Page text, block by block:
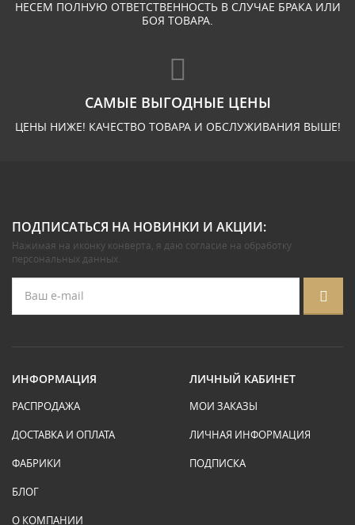
НЕСЕМ ПОЛНУЮ ОТВЕТСТВЕННОСТЬ В СЛУЧАЕ БРАКА ИЛИ
БОЯ ТОВАРА.
САМЫЕ ВЫГОДНЫЕ ЦЕНЫ
ЦЕНЫ НИЖЕ! КАЧЕСТВО ТОВАРА И ОБСЛУЖИВАНИЯ ВЫШЕ!
ПОДПИСАТЬСЯ НА НОВИНКИ И АКЦИИ:
Нажимая на иконку конверта, я даю согласие на обработку
персональных данных.
ИНФОРМАЦИЯ
РАСПРОДАЖА
ДОСТАВКА И ОПЛАТА
ФАБРИКИ
БЛОГ
О КОМПАНИИ
ЛИЧНЫЙ КАБИНЕТ
МОИ ЗАКАЗЫ
ЛИЧНАЯ ИНФОРМАЦИЯ
ПОДПИСКА